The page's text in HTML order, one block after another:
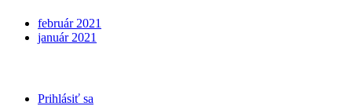
február 2021
január 2021
Prihlásiť sa